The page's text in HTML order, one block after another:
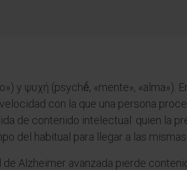
y ψυχή (psychḗ, «mente», «alma»).
con la que una persona
de contenido intelectual: quien la
del habitual para llegar a las
Alzheimer avanzada pierde